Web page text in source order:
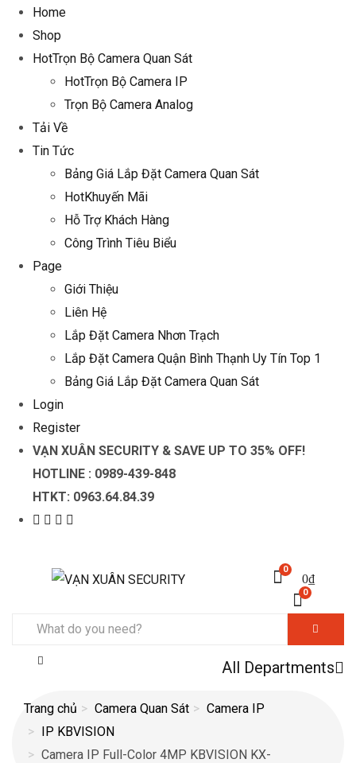
Home
Shop
HotTrọn Bộ Camera Quan Sát
HotTrọn Bộ Camera IP
Trọn Bộ Camera Analog
Tải Về
Tin Tức
Bảng Giá Lắp Đặt Camera Quan Sát
HotKhuyến Mãi
Hỗ Trợ Khách Hàng
Công Trình Tiêu Biểu
Page
Giới Thiệu
Liên Hệ
Lắp Đặt Camera Nhơn Trạch
Lắp Đặt Camera Quận Bình Thạnh Uy Tín Top 1
Bảng Giá Lắp Đặt Camera Quan Sát
Login
Register
VẠN XUÂN SECURITY & SAVE UP TO 35% OFF!
HOTLINE : 0989-439-848
HTKT: 0963.64.84.39
0
0₫
0
All Departments
Trang chủ Camera Quan Sát
Camera IP
IP KBVISION
Camera IP Full-Color 4MP KBVISION KX-